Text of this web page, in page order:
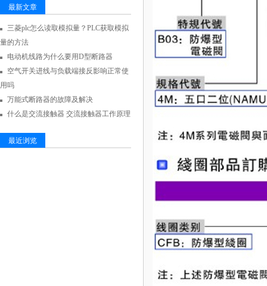
最新文章
三菱plc怎么读取模拟量？PLC获取模拟
量的方法
电动机线路为什么要用D型断路器
空气开关进线与负载端接反影响正常使
用吗
万能式断路器的故障及解决
什么是交流接触器 交流接触器工作原理
最近浏览